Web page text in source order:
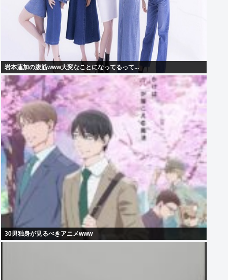
岩本蓮加の腹筋www大変なことになってるって...
30男独身が見るべきアニメwww